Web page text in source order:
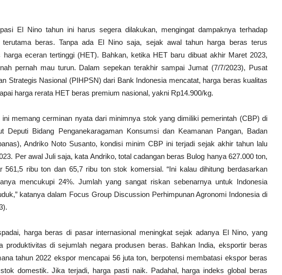
El Nino tahun ini harus segera dilakukan, mengingat dampaknya terhadap
terutama beras. Tanpa ada El Nino saja, sejak awal tahun harga beras terus
harga eceran tertinggi (HET). Bahkan, ketika HET baru dibuat akhir Maret 2023,
pernah mau turun. Dalam sepekan terakhir sampai Jumat (7/7/2023), Pusat
Strategis Nasional (PIHPSN) dari Bank Indonesia mencatat, harga beras kualitas
harga rerata HET beras premium nasional, yakni Rp14.900/kg.
ini memang cerminan nyata dari minimnya stok yang dimiliki pemerintah (CBP) di
Deputi Bidang Penganekaragaman Konsumsi dan Keamanan Pangan, Badan
Andriko Noto Susanto, kondisi minim CBP ini terjadi sejak akhir tahun lalu
Per awal Juli saja, kata Andriko, total cadangan beras Bulog hanya 627.000 ton,
561,5 ribu ton dan 65,7 ribu ton stok komersial. “Ini kalau dihitung berdasarkan
mencukupi 24%. Jumlah yang sangat riskan sebenarnya untuk Indonesia
katanya dalam Focus Group Discussion Perhimpunan Agronomi Indonesia di
harga beras di pasar internasional meningkat sejak adanya El Nino, yang
produktivitas di sejumlah negara produsen beras. Bahkan India, eksportir beras
tahun 2022 ekspor mencapai 56 juta ton, berpotensi membatasi ekspor beras
domestik. Jika terjadi, harga pasti naik. Padahal, harga indeks global beras